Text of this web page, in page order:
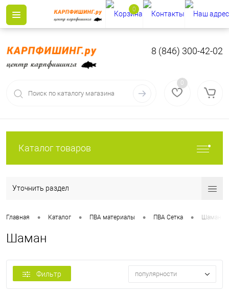
8 (846) 300-42-02
0
Каталог товаров
Уточнить раздел
Главная • Каталог • ПВА материалы • ПВА Сетка • Шаман
Шаман
Фильтр популярности
0